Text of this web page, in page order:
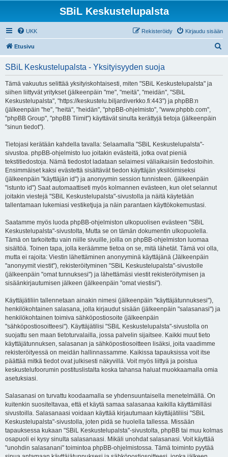
SBiL Keskustelupalsta
UKK Kirjaudu sisään
Rekisteröidy
Etusivu
SBiL Keskustelupalsta - Yksityisyyden suoja
Tämä vakuutus selittää yksityiskohtaisesti, miten "SBiL Keskustelupalsta" ja
siihen liittyvät yritykset (jälkeenpäin "me", "meitä", "meidän", "SBiL
Keskustelupalsta", "https://keskustelu.biljardiverkko.fi:443") ja phpBB:n
(jälkeenpäin "he", "heitä", "heidän", "phpBB-ohjelmisto", "www.phpbb.com",
"phpBB Group", "phpBB Tiimit") käyttävät sinulta kerättyjä tietoja (jälkeenpäin
"sinun tiedot").
Tietojasi kerätään kahdella tavalla: Selaamalla "SBiL Keskustelupalsta"-
sivustoa. phpBB-ohjelmisto luo joitakin evästeitä, jotka ovat pieniä
tekstitiedostoja. Nämä tiedostot ladataan selaimesi väliaikaisiin tiedostoihin.
Ensimmäiset kaksi evästettä sisältävät tiedon käyttäjän yksilöimiseksi
(jälkeenpäin "käyttäjän id") ja anonyymin session tunnisteen. (jälkeenpäin
"istunto id") Saat automaattiseti myös kolmannen evästeen, kun olet selannut
joitakin viestejä "SBiL Keskustelupalsta"-sivustolla ja näitä käytetään
tallentamaan lukemiasi vestiketjuja ja näin parantaen käyttökokemustasi.
Saatamme myös luoda phpBB-ohjelmiston ulkopuolisen evästeen "SBiL
Keskustelupalsta"-sivustolta, Mutta se on tämän dokumentin ulkopuolella.
Tämä on tarkoitettu vain niille sivuille, joilla on phpBB-ohjelmiston luomaa
sisältöä. Toinen tapa, jolla keräämme tietoa on se, mitä lähetät. Tämä voi olla,
mutta ei rajoita: Viestin lähettäminen anonyyminä käyttäjänä (Jälkeenpäin
"anonyymit viestit"), rekisteröityminen "SBiL Keskustelupalsta"-sivustolle
(jälkeenpäin "omat tunnuksesi") ja lähettämäsi viestit rekisteröitymisen ja
sisäänkirjautumisen jälkeen (jälkeenpäin "omat viestisi").
Käyttäjätiliin tallennetaan ainakin nimesi (jälkeenpäin "käyttäjätunnuksesi"),
henkilökohtainen salasana, jolla kirjaudut sisään (jälkeenpäin "salasanasi") ja
henkilökohtainen toimiva sähköpostiosoite (jälkeenpäin
"sähköpostiosoitteesi"). Käyttäjätilisi "SBiL Keskustelupalsta"-sivustolla on
suojattu sen maan tietoturvalailla, jossa palvelin sijaitsee. Kaikki muut tieto
käyttäjätunnuksen, salasanan ja sähköpostiosoitteen lisäksi, joita vaadimme
rekisteröityessä on meidän hallinnassamme. Kaikissa tapauksissa voit itse
päättää mitkä tiedot ovat julkisesti näkyvillä. Voit myös liittyä ja poistua
keskustelufoorumin postituslistalta koska tahansa haluat muokkaamalla omia
asetuksiasi.
Salasanasi on turvattu koodaamalla se yhdensuuntaisella menetelmällä. On
kuitenkin suositeltavaa, että et käytä samaa salasanaa kaikilla käyttämilläsi
sivustoilla. Salasanaasi voidaan käyttää kirjautumaan käyttäjätiliisi "SBiL
Keskustelupalsta"-sivustolla, joten pidä se huolella tallessa. Missään
tapauksessa kukaan "SBiL Keskustelupalsta"-sivustolta, phpBB tai muu kolmas
osapuoli ei kysy sinulta salasanaasi. Mikäli unohdat salasanasi. Voit käyttää
"unohdin salasanani" toimintoa phpBB-ohjelmistossa. Tämä toiminto pyytää